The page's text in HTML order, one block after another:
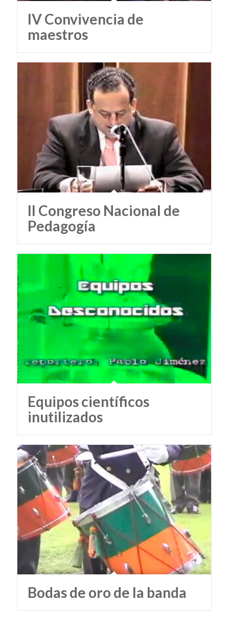
IV Convivencia de
maestros
II Congreso Nacional de
Pedagogía
Equipos científicos
inutilizados
Bodas de oro de la banda